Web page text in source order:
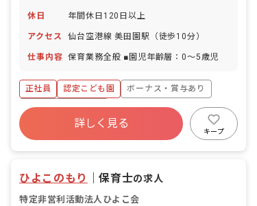
休日 年間休日120日以上
アクセス 仙台空港線 美田園駅（徒歩10分）
仕事内容 保育業務全般 ■園児年齢層：0～5歳児
正社員 認定こども園
ボーナス・賞与あり
年間休日120日以上
寮・住宅・家賃補助あり
社会保険完備
詳しく見る
キープ
ひよこのもり ｜保育士の求人
特定非営利活動法人ひよこ会